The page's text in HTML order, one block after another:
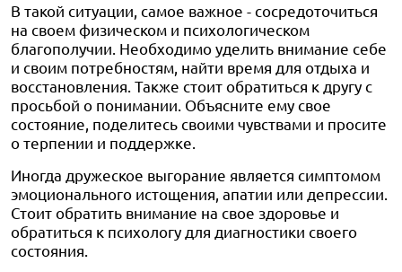
В такой ситуации, самое важное - сосредоточиться
на своем физическом и психологическом
благополучии. Необходимо уделить внимание себе
и своим потребностям, найти время для отдыха и
восстановления. Также стоит обратиться к другу с
просьбой о понимании. Объясните ему свое
состояние, поделитесь своими чувствами и просите
о терпении и поддержке.
Иногда дружеское выгорание является симптомом
эмоционального истощения, апатии или депрессии.
Стоит обратить внимание на свое здоровье и
обратиться к психологу для диагностики своего
состояния.